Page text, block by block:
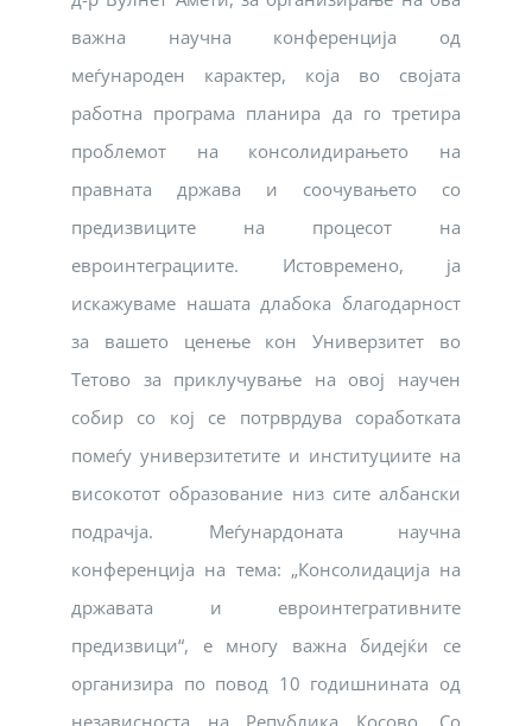
важна научна конференција од
меѓународен карактер, која во својата
работна програма планира да го третира
проблемот на консолидирањето на
правната држава и соочувањето со
предизвиците на процесот на
евроинтеграциите. Истовремено, ја
искажуваме нашата длабока благодарност
за вашето ценење кон Универзитет во
Тетово за приклучување на овој научен
собир со кој се потрврдува соработката
помеѓу универзитетите и институциите на
високотот образование низ сите албански
подрачја. Меѓунардоната научна
конференција на тема: „Консолидација на
државата и евроинтегративните
предизвици“, е многу важна бидејќи се
организира по повод 10 годишнината од
независноста на Република Косово. Со